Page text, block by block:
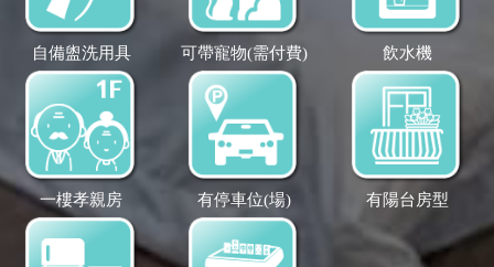
自備盥洗用具 可帶寵物(需付費) 飲水機
一樓孝親房 有停車位(場) 有陽台房型